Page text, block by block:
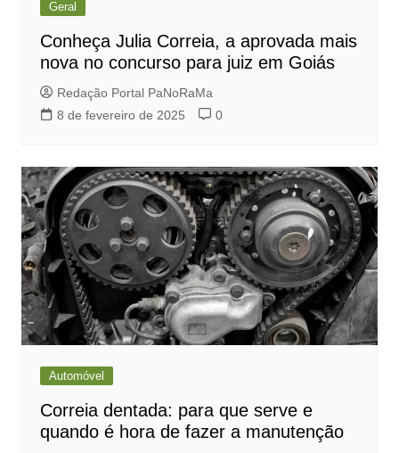
Geral
Conheça Julia Correia, a aprovada mais
nova no concurso para juiz em Goiás
Redação Portal PaNoRaMa
8 de fevereiro de 2025
0
Automóvel
Correia dentada: para que serve e
quando é hora de fazer a manutenção